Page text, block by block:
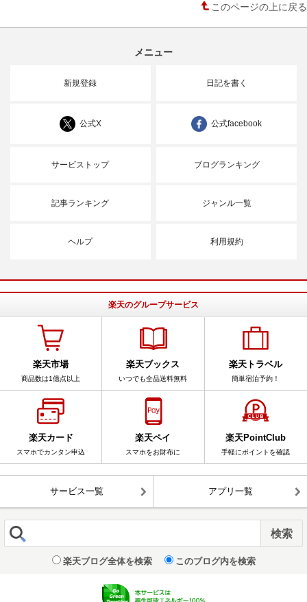
このページの上に戻る
メニュー
新規登録 日記を書く
公式X 公式facebook
サービストップ ブログランキング
記事ランキング ジャンル一覧
ヘルプ 利用規約
楽天のグループサービス
楽天市場
商品数は1億点以上
楽天ブックス
いつでも全品送料無料
楽天トラベル
簡単宿泊予約！
楽天カード
スマホでカンタン申込
楽天ペイ
スマホをお財布に
楽天PointClub
手軽にポイントを確認
サービス一覧 アプリ一覧
楽天ブログ全体を検索 このブログ内を検索